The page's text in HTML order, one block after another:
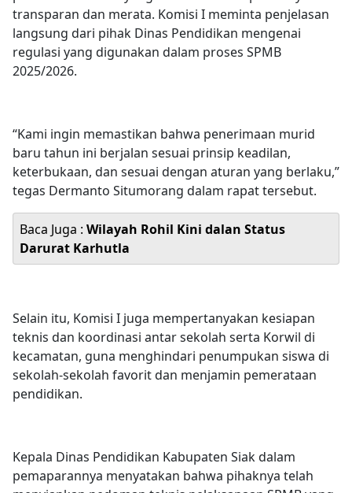
transparan dan merata. Komisi I meminta penjelasan
langsung dari pihak Dinas Pendidikan mengenai
regulasi yang digunakan dalam proses SPMB
2025/2026.
“Kami ingin memastikan bahwa penerimaan murid
baru tahun ini berjalan sesuai prinsip keadilan,
keterbukaan, dan sesuai dengan aturan yang berlaku,”
tegas Dermanto Situmorang dalam rapat tersebut.
Baca Juga : Wilayah Rohil Kini dalan Status
Darurat Karhutla
Selain itu, Komisi I juga mempertanyakan kesiapan
teknis dan koordinasi antar sekolah serta Korwil di
kecamatan, guna menghindari penumpukan siswa di
sekolah-sekolah favorit dan menjamin pemerataan
pendidikan.
Kepala Dinas Pendidikan Kabupaten Siak dalam
pemaparannya menyatakan bahwa pihaknya telah